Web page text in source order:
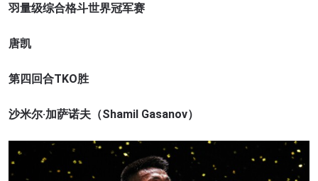
羽量级综合格斗世界冠军赛
唐凯
第四回合TKO胜
沙米尔·加萨诺夫（Shamil Gasanov）